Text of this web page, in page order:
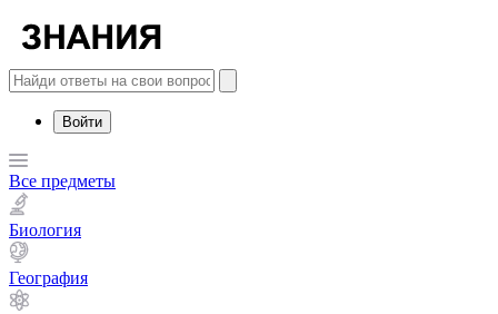
Войти
Все предметы
Биология
География